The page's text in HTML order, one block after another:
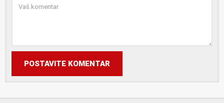
POSTAVITE KOMENTAR